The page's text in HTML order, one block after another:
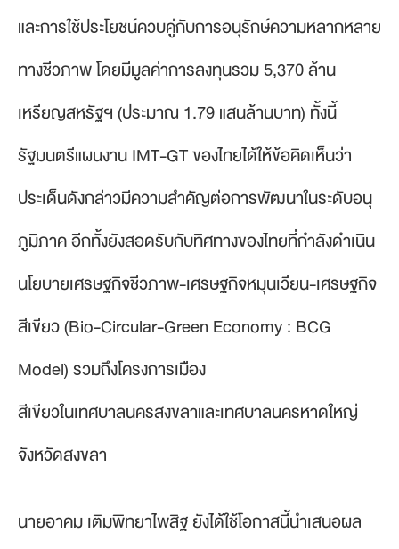
และการใช้ประโยชน์ควบคู่กับการอนุรักษ์ความหลากหลาย
ทางชีวภาพ โดยมีมูลค่าการลงทุนรวม 5,370 ล้าน
เหรียญสหรัฐฯ (ประมาณ 1.79 แสนล้านบาท) ทั้งนี้
รัฐมนตรีแผนงาน IMT-GT ของไทยได้ให้ข้อคิดเห็นว่า
ประเด็นดังกล่าวมีความสำคัญต่อการพัฒนาในระดับอนุ
ภูมิภาค อีกทั้งยังสอดรับกับทิศทางของไทยที่กำลังดำเนิน
นโยบายเศรษฐกิจชีวภาพ-เศรษฐกิจหมุนเวียน-เศรษฐกิจ
สีเขียว (Bio-Circular-Green Economy : BCG
Model) รวมถึงโครงการเมือง
สีเขียวในเทศบาลนครสงขลาและเทศบาลนครหาดใหญ่
จังหวัดสงขลา
นายอาคม เติมพิทยาไพสิฐ ยังได้ใช้โอกาสนี้นำเสนอผล